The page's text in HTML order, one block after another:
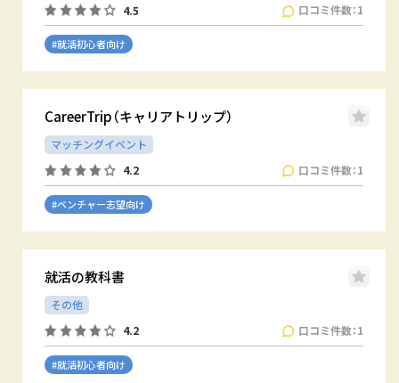
4.5
口コミ件数：1
#就活初心者向け
CareerTrip（キャリアトリップ）
マッチングイベント
4.2
口コミ件数：1
#ベンチャー志望向け
就活の教科書
その他
4.2
口コミ件数：1
#就活初心者向け